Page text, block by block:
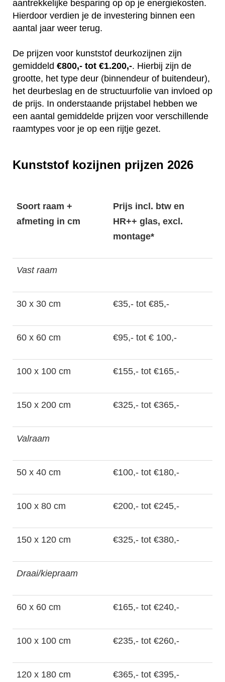
aantrekkelijke besparing op op je energiekosten.
Hierdoor verdien je de investering binnen een
aantal jaar weer terug.
De prijzen voor kunststof deurkozijnen zijn
gemiddeld €800,- tot €1.200,-. Hierbij zijn de
grootte, het type deur (binnendeur of buitendeur),
het deurbeslag en de structuurfolie van invloed op
de prijs. In onderstaande prijstabel hebben we
een aantal gemiddelde prijzen voor verschillende
raamtypes voor je op een rijtje gezet.
Kunststof kozijnen prijzen 2026
Soort raam +
afmeting in cm
Prijs incl. btw en
HR++ glas, excl.
montage*
Vast raam
30 x 30 cm €35,- tot €85,-
60 x 60 cm €95,- tot € 100,-
100 x 100 cm €155,- tot €165,-
150 x 200 cm €325,- tot €365,-
Valraam
50 x 40 cm €100,- tot €180,-
100 x 80 cm €200,- tot €245,-
150 x 120 cm €325,- tot €380,-
Draai/kiepraam
60 x 60 cm €165,- tot €240,-
100 x 100 cm €235,- tot €260,-
120 x 180 cm €365,- tot €395,-